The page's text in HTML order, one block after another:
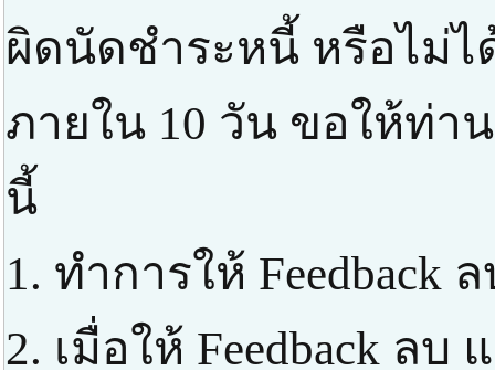
ผิดนัดชำระหนี้ หรือไม่ไ
ภายใน 10 วัน ขอให้ท่
นี้
1. ทำการให้ Feedback
2. เมื่อให้ Feedback ล